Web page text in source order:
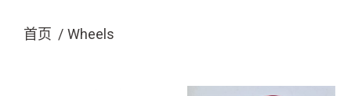
您在这里：
首页 Wheels